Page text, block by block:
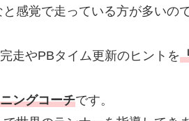
覚で走っている方が多いの
走やPBタイム更新のヒントを
ングコーチです。